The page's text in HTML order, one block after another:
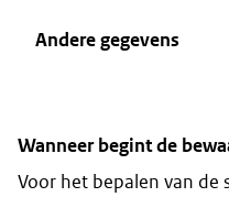
Andere gegevens
Wanneer begint de
Voor het bepalen van